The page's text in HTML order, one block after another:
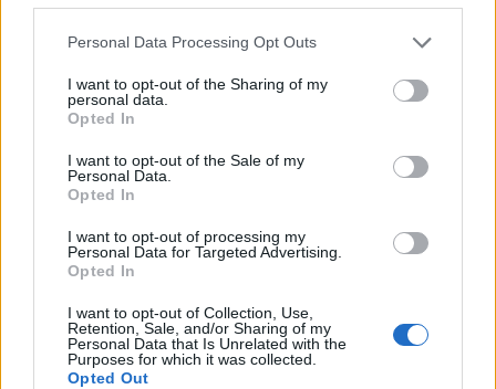
Personal Data Processing Opt Outs
I want to opt-out of the Sharing of my
personal data.
Opted In
I want to opt-out of the Sale of my
Personal Data.
Opted In
I want to opt-out of processing my
Personal Data for Targeted Advertising.
Opted In
I want to opt-out of Collection, Use,
Retention, Sale, and/or Sharing of my
Personal Data that Is Unrelated with the
Purposes for which it was collected.
Opted Out